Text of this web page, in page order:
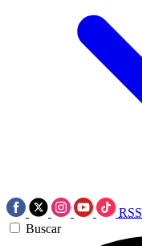
RSS
Buscar